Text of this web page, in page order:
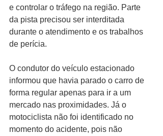
e controlar o tráfego na região. Parte
da pista precisou ser interditada
durante o atendimento e os trabalhos
de perícia.
O condutor do veículo estacionado
informou que havia parado o carro de
forma regular apenas para ir a um
mercado nas proximidades. Já o
motociclista não foi identificado no
momento do acidente, pois não